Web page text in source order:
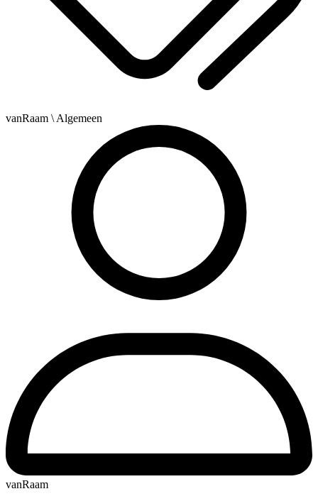
vanRaam \ Algemeen
vanRaam